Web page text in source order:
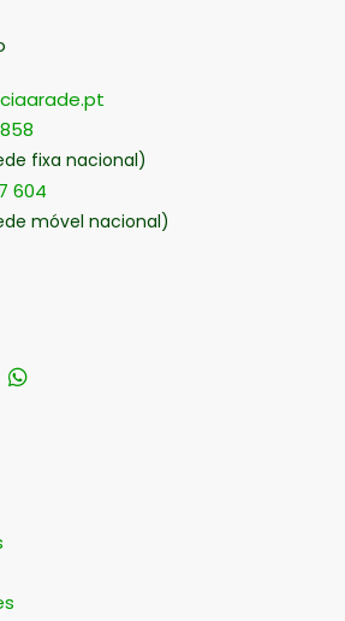
fixa nacional)
604
móvel nacional)